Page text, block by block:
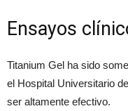
Ensayos
Titanium Gel ha sido
el Hospital Universitario
ser altamente efectivo.